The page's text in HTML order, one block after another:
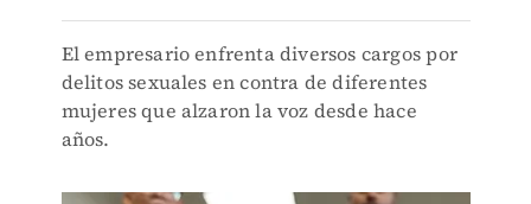
El empresario enfrenta diversos cargos por
delitos sexuales en contra de diferentes
mujeres que alzaron la voz desde hace
años.